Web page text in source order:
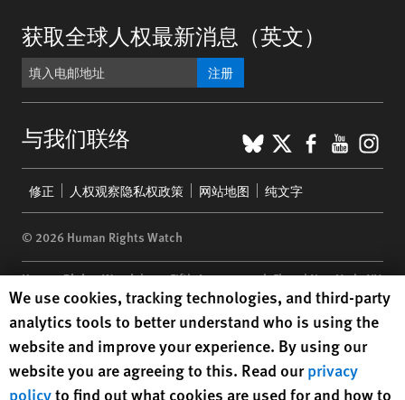
获取全球人权最新消息（英文）
注册
与我们联络 BlueSky
X
menu
修正 人权观察隐私权政策 网站地图 纯文字
© 2026 Human Rights Watch
Human Rights Watch| 350 Fifth Avenue, 34th Floor | New York,NY
10118-3299USA|t 1.212.290.4700
Human Rights Watchis a 501(C)(3) nonprofit registered in the US
under EIN: 13-2875808
Human Rights Watch cookie preferences
We use cookies, tracking technologies, and third-party
analytics tools to better understand who is using the
website and improve your experience. By using our
website you are agreeing to this. Read ourprivacy
policyto find out what cookies are used for and how to